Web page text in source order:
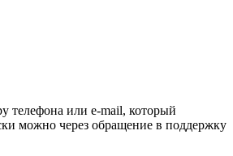
телефона или e-mail, который
можно через обращение в поддержку